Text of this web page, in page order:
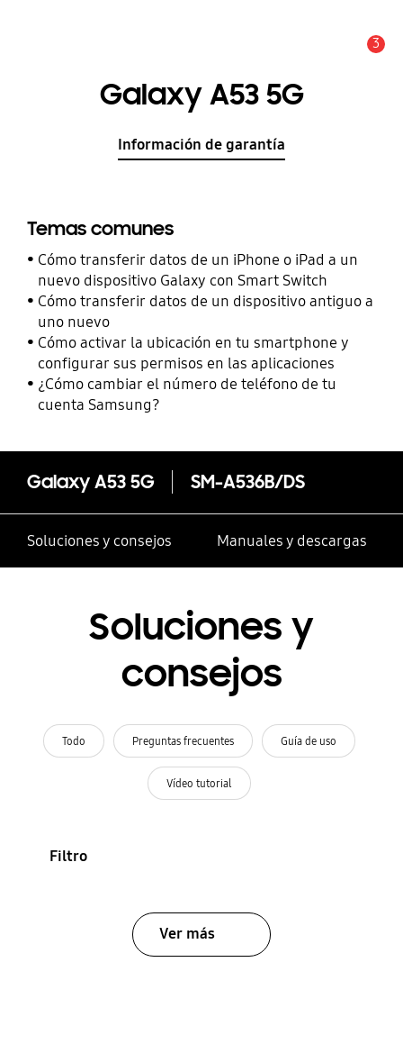
3
Galaxy A53 5G
Información de garantía
Temas comunes
Cómo transferir datos de un iPhone o iPad a un
nuevo dispositivo Galaxy con Smart Switch
Cómo transferir datos de un dispositivo antiguo a
uno nuevo
Cómo activar la ubicación en tu smartphone y
configurar sus permisos en las aplicaciones
¿Cómo cambiar el número de teléfono de tu
cuenta Samsung?
Galaxy A53 5G SM-A536B/DS
Soluciones y consejos Manuales y descargas
Soluciones y
consejos
Todo Preguntas frecuentes Guía de uso
Vídeo tutorial
Filtro
Ver más